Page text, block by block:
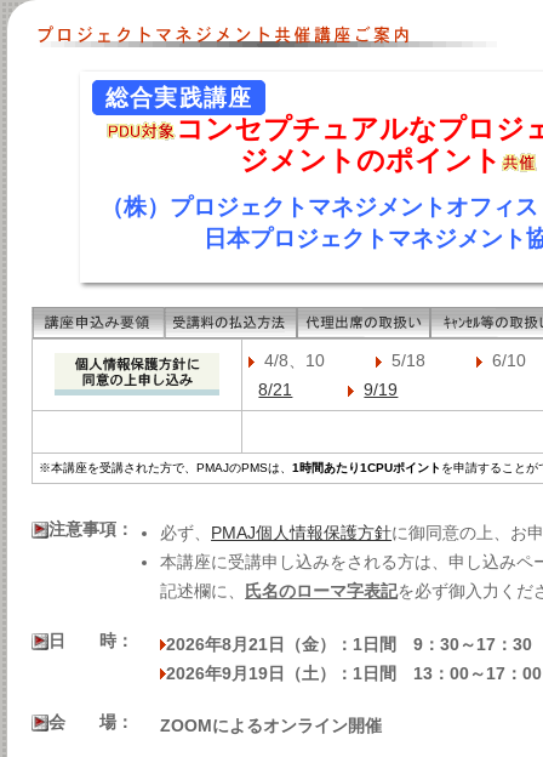
総合実践講座
コンセプチュアルなプロジ
ジメントのポイント
（株）プロジェクトマネジメントオフィ
日本プロジェクトマネジメント
4/8、10 5/18
6/
8/21
9/19
※本講座を受講された方で、PMAJのPMSは、1時間あたり1CPUポイント を申請することが
注意事項： 必ず、 PMAJ個人情報保護方針に御同意の上、お
本講座に受講申し込みをされる方は、申し込みペ
記述欄に、
氏名のローマ字表記を必ず御入力くだ
日 時：
2026年8月21日（金）：1日間 9：30～17：30
2026年9月19日（土）：1日間 13：00～17：
会 場： ZOOMによるオンライン開催